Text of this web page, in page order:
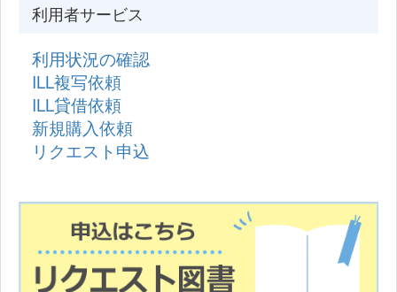
利用者サービス
利用状況の確認
ILL複写依頼
ILL貸借依頼
新規購入依頼
リクエスト申込